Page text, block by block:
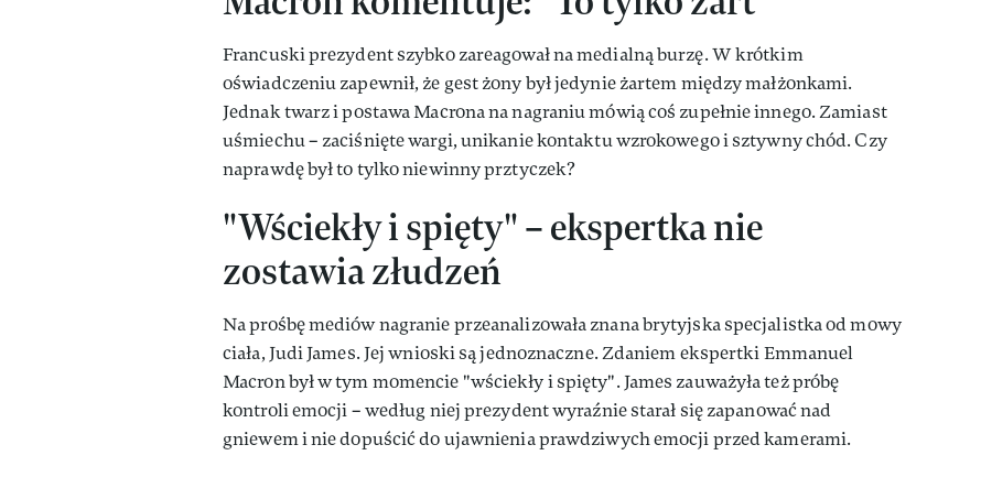
Francuski prezydent szybko zareagował na medialną burzę. W krótkim
oświadczeniu zapewnił, że gest żony był jedynie żartem między małżonkami.
Jednak twarz i postawa Macrona na nagraniu mówią coś zupełnie innego. Zamiast
uśmiechu – zaciśnięte wargi, unikanie kontaktu wzrokowego i sztywny chód. Czy
naprawdę był to tylko niewinny prztyczek?
"Wściekły i spięty" – ekspertka nie
zostawia złudzeń
Na prośbę mediów nagranie przeanalizowała znana brytyjska specjalistka od mowy
ciała, Judi James. Jej wnioski są jednoznaczne. Zdaniem ekspertki Emmanuel
Macron był w tym momencie "wściekły i spięty". James zauważyła też próbę
kontroli emocji – według niej prezydent wyraźnie starał się zapanować nad
gniewem i nie dopuścić do ujawnienia prawdziwych emocji przed kamerami.